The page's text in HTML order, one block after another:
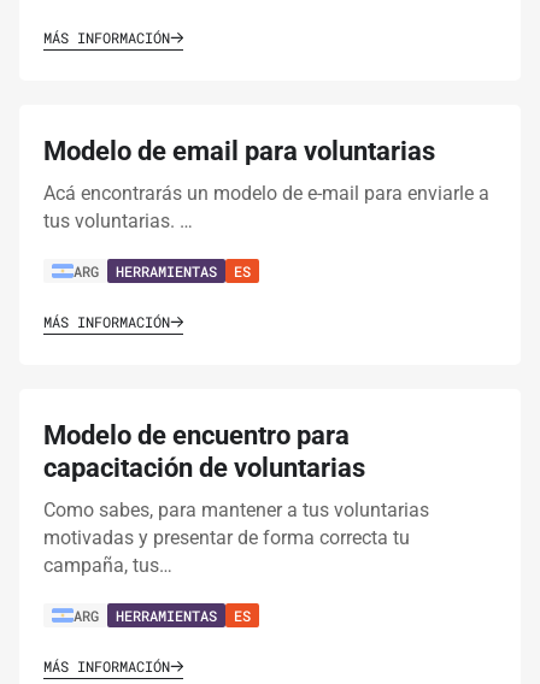
MÁS INFORMACIÓN
Modelo de email para voluntarias
Acá encontrarás un modelo de e-mail para enviarle a
tus voluntarias. …
ARG HERRAMIENTAS ES
MÁS INFORMACIÓN
Modelo de encuentro para
capacitación de voluntarias
Como sabes, para mantener a tus voluntarias
motivadas y presentar de forma correcta tu
campaña, tus…
ARG HERRAMIENTAS ES
MÁS INFORMACIÓN